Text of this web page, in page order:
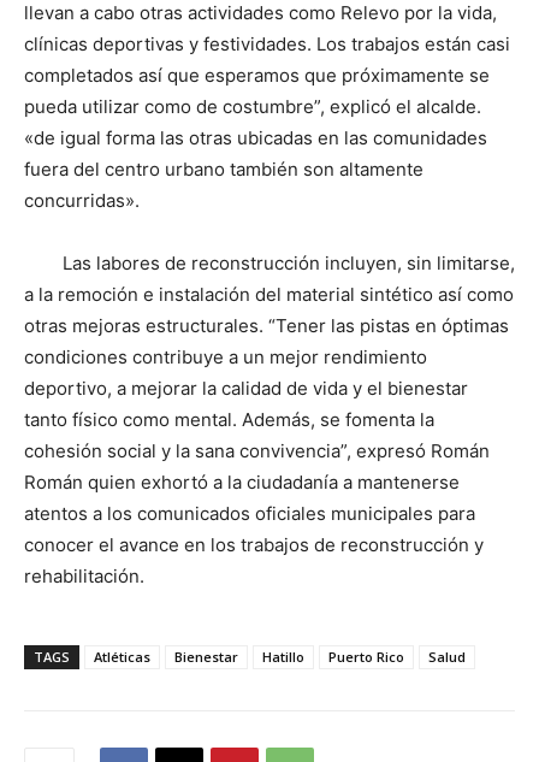
llevan a cabo otras actividades como Relevo por la vida,
clínicas deportivas y festividades. Los trabajos están casi
completados así que esperamos que próximamente se
pueda utilizar como de costumbre”, explicó el alcalde.
«de igual forma las otras ubicadas en las comunidades
fuera del centro urbano también son altamente
concurridas».
Las labores de reconstrucción incluyen, sin limitarse,
a la remoción e instalación del material sintético así como
otras mejoras estructurales. “Tener las pistas en óptimas
condiciones contribuye a un mejor rendimiento
deportivo, a mejorar la calidad de vida y el bienestar
tanto físico como mental. Además, se fomenta la
cohesión social y la sana convivencia”, expresó Román
Román quien exhortó a la ciudadanía a mantenerse
atentos a los comunicados oficiales municipales para
conocer el avance en los trabajos de reconstrucción y
rehabilitación.
TAGS Atléticas Bienestar Hatillo Puerto Rico Salud